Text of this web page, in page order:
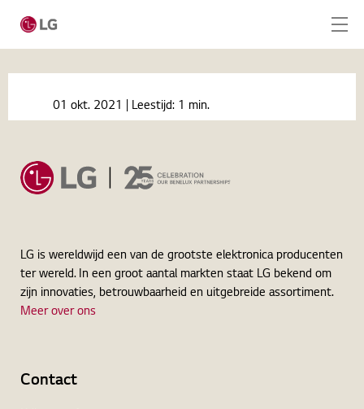
Home
Producten
Nieuws
Service
Le LG LAEC Series, une solution tout-en-un avec
01 okt. 2021 | Leestijd: 1 min.
LG is wereldwijd een van de grootste elektronica producenten
ter wereld. In een groot aantal markten staat LG bekend om
zijn innovaties, betrouwbaarheid en uitgebreide assortiment.
Meer over ons
Contact